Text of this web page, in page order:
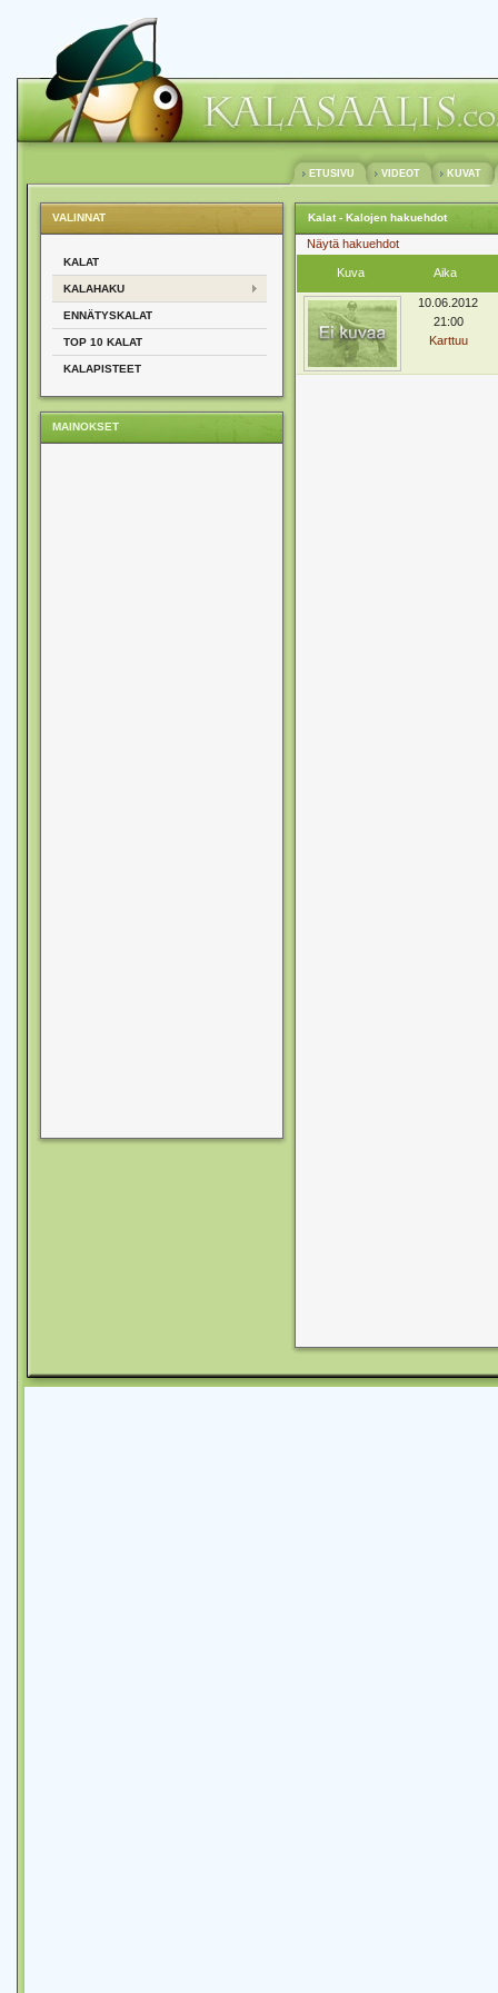
ETUSIVU VIDEOT KUVAT
VALINNAT
KALAT
KALAHAKU
ENNÄTYSKALAT
TOP 10 KALAT
KALAPISTEET
MAINOKSET
Kalat - Kalojen hakuehdot
Näytä hakuehdot
Kuva Aika
10.06.2012
21:00
Karttuu